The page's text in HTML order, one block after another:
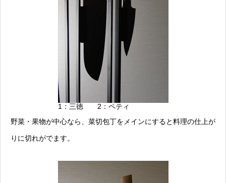
1：三徳 2：ペティ
野菜・果物が中心なら、菜切包丁をメインにすると料理の仕上が
りに切れがでます。